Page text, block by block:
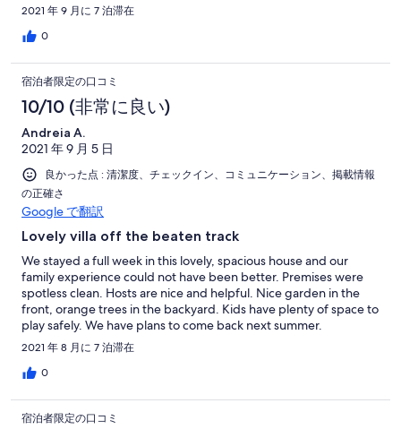
2021 年 9 月に 7 泊滞在
0
宿泊者限定の口コミ
10/10 (非常に良い)
Andreia A.
2021 年 9 月 5 日
良かった点 : 清潔度、チェックイン、コミュニケーション、掲載情報
の正確さ
Google で翻訳
Lovely villa off the beaten track
We stayed a full week in this lovely, spacious house and our
family experience could not have been better. Premises were
spotless clean. Hosts are nice and helpful. Nice garden in the
front, orange trees in the backyard. Kids have plenty of space to
play safely. We have plans to come back next summer.
2021 年 8 月に 7 泊滞在
0
宿泊者限定の口コミ